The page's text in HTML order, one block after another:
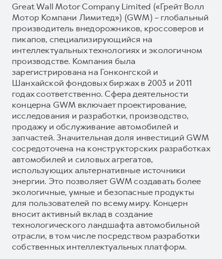
Great Wall Motor Company Limited («Грейт Волл
Мотор Компани Лимитед») (GWM) – глобальный
производитель внедорожников, кроссоверов и
пикапов, специализирующийся на
интеллектуальных технологиях и экологичном
производстве. Компания была
зарегистрирована на Гонконгской и
Шанхайской фондовых биржах в 2003 и 2011
годах соответственно. Сфера деятельности
концерна GWM включает проектирование,
исследования и разработки, производство,
продажу и обслуживание автомобилей и
запчастей. Значительная доля инвестиций GWM
сосредоточена на конструкторских разработках
автомобилей и силовых агрегатов,
использующих альтернативные источники
энергии. Это позволяет GWM создавать более
экологичные, умные и безопасные продукты
для пользователей по всему миру. Концерн
вносит активный вклад в создание
технологического ландшафта автомобильной
отрасли, в том числе посредством разработки
собственных интеллектуальных платформ.